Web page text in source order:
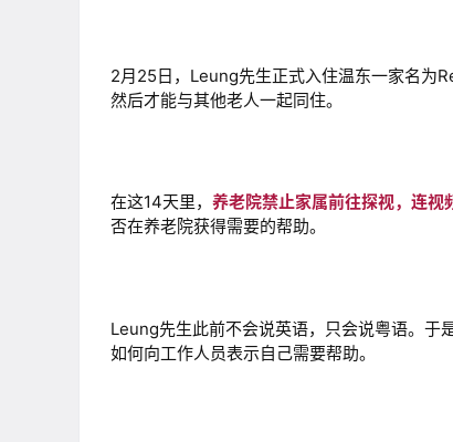
2月25日，Leung先生正式入住温东一家名为
然后才能与其他老人一起同住。
在这14天里， 养老院禁止家属前往探视，连视
否在养老院获得需要的帮助。
Leung先生此前不会说英语，只会说粤语。于
如何向工作人员表示自己需要帮助。